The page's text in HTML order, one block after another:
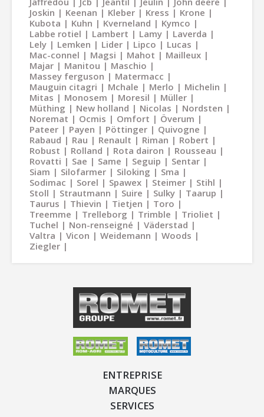
Joskin
Keenan Kleber Kress
Krone
Kubota
Kuhn Kverneland
Kymco
Labbe rotiel
Lambert Lamy
Laverda
Lely
Lemken Lider Lipco
Lucas
Mac-connel
Magsi Mahot
Mailleux
Majar
Manitou
Maschio
Massey ferguson
Matermacc
Mauguin citagri
Mchale Merlo
Michelin
Mitas
Monosem Moresil
Müller
Müthing
New holland Nicolas
Nordsten
Noremat
Ocmis Omfort
Överum
Pateer
Payen Pöttinger
Quivogne
Rabaud
Rau Renault Riman
Robert
Robust
Rolland Rota dairon
Rousseau
Rovatti
Sae Same Seguip
Sentar
Siam
Silofarmer Siloking
Sma
Sodimac
Sorel Spawex Steimer
Stihl
Stoll
Strautmann Suire Sulky
Taarup
Taurus
Thievin Tietjen
Toro
Treemme
Trelleborg Trimble
Trioliet
Tuchel
Non-renseigné
Väderstad
Valtra
Vicon Weidemann
Woods
Ziegler
ENTREPRISE
MARQUES
SERVICES